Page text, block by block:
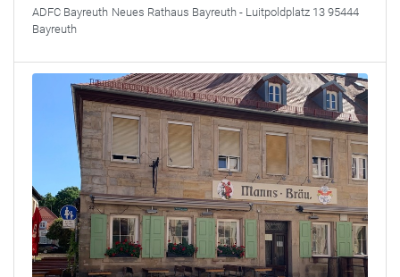
ADFC Bayreuth Neues Rathaus Bayreuth - Luitpoldplatz 13 95444
Bayreuth